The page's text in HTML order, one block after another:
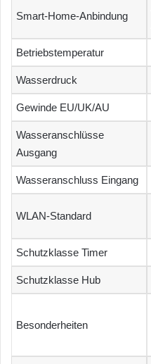
Smart-Home-Anbindung
Betriebstemperatur
Wasserdruck
Gewinde EU/UK/AU
Wasseranschlüsse
Ausgang
Wasseranschluss Eingang
WLAN-Standard
Schutzklasse Timer
Schutzklasse Hub
Besonderheiten